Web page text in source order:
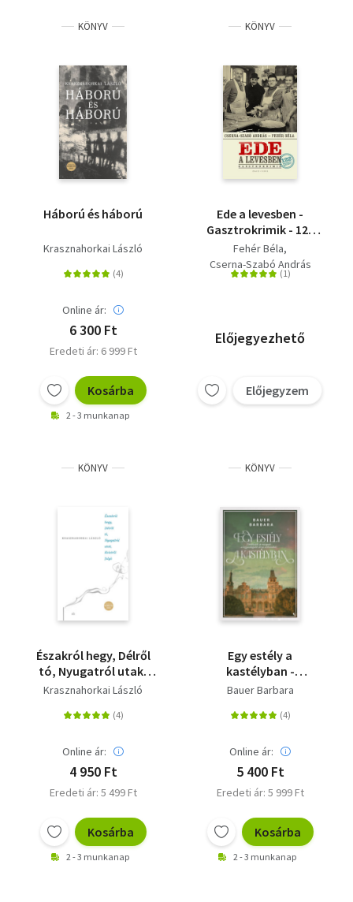
KÖNYV
Háború és háború
Krasznahorkai László
Online ár:
6 300 Ft
Eredeti ár: 6 999 Ft
Kosárba
2 - 3 munkanap
KÖNYV
Ede a levesben -
Gasztrokrimik - 122
eredeti recept
Fehér Béla
Cserna-Szabó András
Előjegyezhető
Előjegyzem
KÖNYV
Északról hegy, Délről
tó, Nyugatról utak,
Keletről folyó
Krasznahorkai László
Online ár:
4 950 Ft
Eredeti ár: 5 499 Ft
Kosárba
2 - 3 munkanap
KÖNYV
Egy estély a
kastélyban -
Történetek és
leggazdagabb árva
Bauer Barbara
Online ár:
5 400 Ft
Eredeti ár: 5 999 Ft
Kosárba
2 - 3 munkanap